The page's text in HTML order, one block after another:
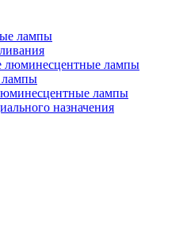
лампы
люминесцентные лампы
лампы
лампы
назначения